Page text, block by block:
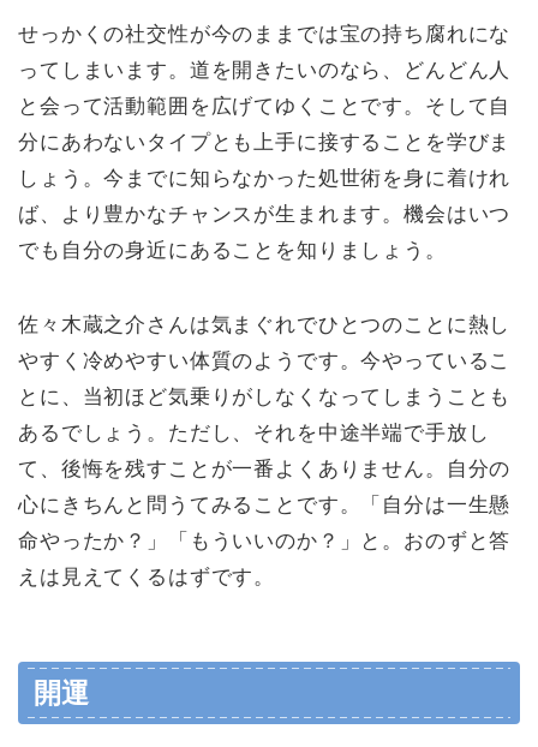
せっかくの社交性が今のままでは宝の持ち腐れにな
ってしまいます。道を開きたいのなら、どんどん人
と会って活動範囲を広げてゆくことです。そして自
分にあわないタイプとも上手に接することを学びま
しょう。今までに知らなかった処世術を身に着けれ
ば、より豊かなチャンスが生まれます。機会はいつ
でも自分の身近にあることを知りましょう。
佐々木蔵之介さんは気まぐれでひとつのことに熱し
やすく冷めやすい体質のようです。今やっているこ
とに、当初ほど気乗りがしなくなってしまうことも
あるでしょう。ただし、それを中途半端で手放し
て、後悔を残すことが一番よくありません。自分の
心にきちんと問うてみることです。「自分は一生懸
命やったか？」「もういいのか？」と。おのずと答
えは見えてくるはずです。
開運